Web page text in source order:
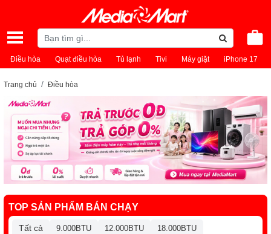
Điều hòa Quạt điều hòa Tủ lạnh Tivi Máy giặt iPhone 17
Trang chủ Điều hòa
TOP SẢN PHẨM BÁN CHẠY
Tất cả 9.000BTU 12.000BTU 18.000BTU